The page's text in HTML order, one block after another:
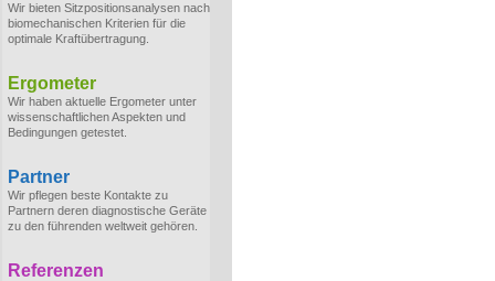
Wir bieten Sitzpositionsanalysen nach
biomechanischen Kriterien für die
optimale Kraftübertragung.
Ergometer
Wir haben aktuelle Ergometer unter
wissenschaftlichen Aspekten und
Bedingungen getestet.
Partner
Wir pflegen beste Kontakte zu
Partnern deren diagnostische Geräte
zu den führenden weltweit gehören.
Referenzen